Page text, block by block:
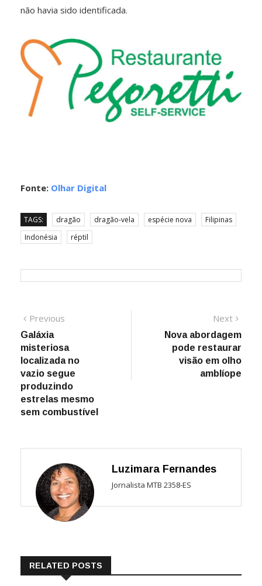
não havia sido identificada.
Fonte: Olhar Digital
TAGS: dragão dragão-vela espécie nova
Filipinas
Indonésia
réptil
Navegação
de
Post
Previous
Galáxia
misteriosa
localizada no
vazio segue
produzindo
estrelas mesmo
sem combustível
Next
post:
Nova abordagem
pode restaurar
visão em olho
amblíope
Luzimara Fernandes
Jornalista MTB 2358-ES
RELATED POSTS